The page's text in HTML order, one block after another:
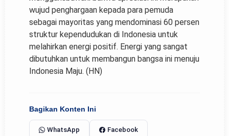
wujud penghargaan kepada para pemuda
sebagai mayoritas yang mendominasi 60 persen
struktur kependudukan di Indonesia untuk
melahirkan energi positif. Energi yang sangat
dibutuhkan untuk membangun bangsa ini menuju
Indonesia Maju. (HN)
Bagikan Konten Ini
WhatsApp Facebook